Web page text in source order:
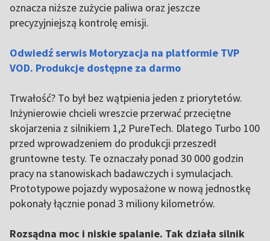
oznacza niższe zużycie paliwa oraz jeszcze
precyzyjniejszą kontrolę emisji.
Odwiedź serwis Motoryzacja na platformie TVP
VOD. Produkcje dostępne za darmo
Trwałość? To był bez wątpienia jeden z priorytetów.
Inżynierowie chcieli wreszcie przerwać przeciętne
skojarzenia z silnikiem 1,2 PureTech. Dlatego Turbo 100
przed wprowadzeniem do produkcji przeszedł
gruntowne testy. Te oznaczały ponad 30 000 godzin
pracy na stanowiskach badawczych i symulacjach.
Prototypowe pojazdy wyposażone w nową jednostkę
pokonały łącznie ponad 3 miliony kilometrów.
Rozsądna moc i niskie spalanie. Tak działa silnik